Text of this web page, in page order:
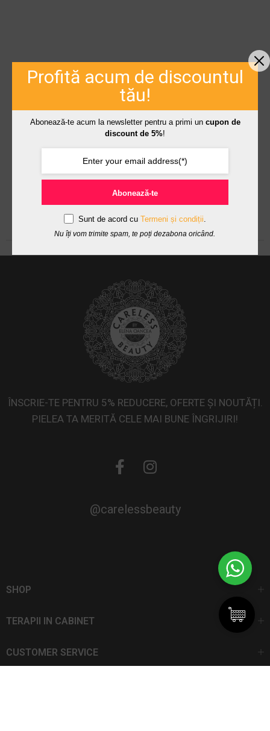
ÎNSCRIE-TE PENTRU 5% REDUCERE, OFERTE ȘI NOUTĂȚI.
PIELEA TA MERITĂ CELE MAI BUNE ÎNGRIJIRI!
@carelessbeauty
SHOP
TERAPII IN CABINET
CUSTOMER SERVICE
Profită acum de discountul
tău!
Abonează-te acum la newsletter pentru a primi un cupon de
discount de 5%!
Abonează-te
Sunt de acord cu Termeni și condiții.
Nu îți vom trimite spam, te poți dezabona oricând.